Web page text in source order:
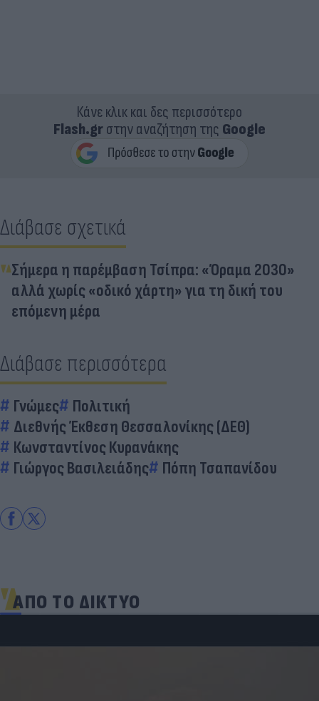
Κάνε κλικ και δες περισσότερο
Flash.grστην αναζήτηση της Google
Διάβασε σχετικά
Σήμερα η παρέμβαση Τσίπρα: «Όραμα 2030»
αλλά χωρίς «οδικό χάρτη» για τη δική του
επόμενη μέρα
Διάβασε περισσότερα
Γνώμες
Πολιτική
Διεθνής Έκθεση Θεσσαλονίκης (ΔΕΘ)
Κωνσταντίνος Κυρανάκης
Γιώργος Βασιλειάδης
Πόπη Τσαπανίδου
ΑΠΟ ΤΟ ΔΙΚΤΥΟ